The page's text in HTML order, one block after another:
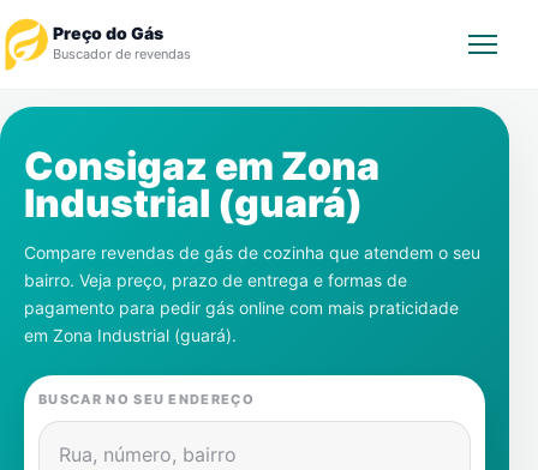
Preço do Gás
Buscador de revendas
Revendedor
Notícias
Cadastre-se
Gás
Contatos
Consigaz em Zona
Industrial (guará)
Compare revendas de gás de cozinha que atendem o seu
bairro. Veja preço, prazo de entrega e formas de
pagamento para pedir gás online com mais praticidade
em Zona Industrial (guará).
BUSCAR NO SEU ENDEREÇO
Rua, número, bairro